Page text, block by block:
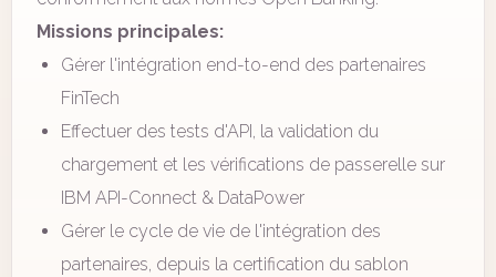
Missions principales:
Gérer l'intégration end-to-end des partenaires
FinTech
Effectuer des tests d'API, la validation du
chargement et les vérifications de passerelle sur
IBM API-Connect & DataPower
Gérer le cycle de vie de l'intégration des
partenaires, depuis la certification du sablon